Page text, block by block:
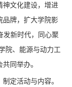
神文化建设，增进
品牌，扩大学院影
发新时代，同心聚
院、能源与动力工
同举办。
定活动与内容。